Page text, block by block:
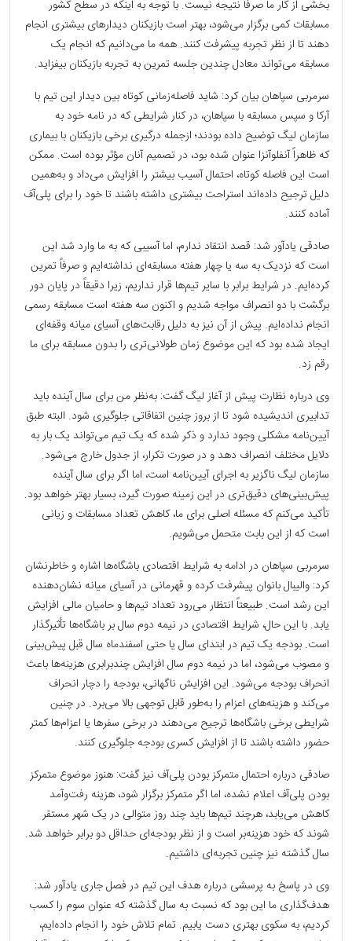
بخشی از کار ما صرفاً نتیجه نیست. با توجه به اینکه در سطح کشور
مسابقات کمی برگزار می‌شود، بهتر است بازیکنان دیدارهای بیشتری انجام
دهند تا از نظر تجربه پیشرفت کنند. همه ما می‌دانیم که انجام یک
مسابقه می‌تواند معادل چندین جلسه تمرین به تجربه بازیکنان بیفزاید.
سرمربی سپاهان بیان کرد: شاید فاصله‌زمانی کوتاه بین دیدار این تیم با
آرکا و سپس مسابقه با سپاهان، در کنار شرایطی که در نامه خود به
سازمان لیگ توضیح داده بودند؛ ازجمله درگیری برخی بازیکنان با بیماری
که ظاهراً آنفلوآنزا عنوان شده بود، در تصمیم آنان مؤثر بوده است. ممکن
است این فاصله کوتاه، احتمال آسیب بیشتر را افزایش می‌داد و به‌همین
دلیل ترجیح داده‌اند استراحت بیشتری داشته باشند تا خود را برای پلی‌آف
آماده کنند.
صادقی یادآور شد: قصد انتقاد ندارم، اما آسیبی که به ما وارد شد این
است که نزدیک به سه یا چهار هفته مسابقه‌ای نداشته‌ایم و صرفاً تمرین
کرده‌ایم. در شرایط برابر با سایر تیم‌ها قرار نداریم، زیرا دقیقاً در پایان دور
برگشت با دو انصراف مواجه شدیم و اکنون سه هفته است مسابقه رسمی
انجام نداده‌ایم. پیش از آن نیز به دلیل رقابت‌های آسیای میانه وقفه‌ای
ایجاد شده بود که این موضوع زمان طولانی‌تری را بدون مسابقه برای ما
رقم زد.
وی درباره نظارت پیش از آغاز لیگ گفت: به‌نظر من برای سال آینده باید
تدابیری اندیشیده شود تا از بروز چنین اتفاقاتی جلوگیری شود. البته طبق
آیین‌نامه مشکلی وجود ندارد و ذکر شده که یک تیم می‌تواند یک بار به
دلایل مختلف انصراف دهد و در صورت تکرار، از جدول خارج می‌شود.
سازمان لیگ ناگزیر به اجرای آیین‌نامه است، اما اگر برای سال آینده
پیش‌بینی‌های دقیق‌تری در این زمینه صورت گیرد، بسیار بهتر خواهد بود.
تأکید می‌کنم که مسئله اصلی برای ما، کاهش تعداد مسابقات و زیانی
است که از این بابت متحمل می‌شویم.
سرمربی سپاهان در ادامه به شرایط اقتصادی باشگاه‌ها اشاره و خاطرنشان
کرد: والیبال بانوان پیشرفت کرده و قهرمانی در آسیای میانه نشان‌دهنده
این رشد است. طبیعتاً انتظار می‌رود تعداد تیم‌ها و حامیان مالی افزایش
یابد. با این حال، شرایط اقتصادی در نیمه دوم سال بر باشگاه‌ها تأثیرگذار
است. بودجه یک تیم در ابتدای سال یا حتی اسفندماه سال قبل پیش‌بینی
و مصوب می‌شود، اما در نیمه دوم سال افزایش چندبرابری هزینه‌ها باعث
انحراف بودجه می‌شود. این افزایش ناگهانی، بودجه را دچار انحراف
می‌کند و هزینه‌های اعزام را به‌طور قابل توجهی بالا می‌برد. در چنین
شرایطی برخی باشگاه‌ها ترجیح می‌دهند در برخی سفرها یا اعزام‌ها کمتر
حضور داشته باشند تا از افزایش کسری بودجه جلوگیری کنند.
صادقی درباره احتمال متمرکز بودن پلی‌آف نیز گفت: هنوز موضوع متمرکز
بودن پلی‌آف اعلام نشده، اما اگر متمرکز برگزار شود، هزینه رفت‌وآمد
کاهش می‌یابد، هرچند تیم‌ها باید چند روز متوالی در یک شهر مستقر
شوند که خود هزینه‌بر است و از نظر بودجه‌ای حداقل دو برابر خواهد شد.
سال گذشته نیز چنین تجربه‌ای داشتیم.
وی در پاسخ به پرسشی درباره هدف این تیم در فصل جاری یادآور شد:
هدف‌گذاری ما این بود که نسبت به سال گذشته که عنوان سوم را کسب
کردیم، به سکوی بهتری دست یابیم. تمام تلاش خود را انجام داده‌ایم،